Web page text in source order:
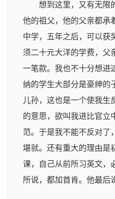
想到这里，又有无限
他的祖父，他的父亲都承
中学，五年之后，可以获
须二十元大洋的学费，父
一笔款。我也不十分想进
纳的学生大部分是豪绅的
儿孙，这也是一个使我生
的意思，欲叫我进比官立
范。于是我不能不反对了
堪就。还有重大的理由是
课，自己从前所习英文，
所说，都加首肯。他最后